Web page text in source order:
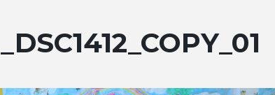
_DSC1412_COPY_01